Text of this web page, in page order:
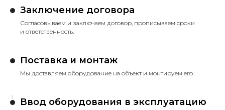
Заключение договора
Согласовываем и заключаем договор, прописываем сроки
и ответственность.
Поставка и монтаж
Мы доставляем оборудование на объект и монтируем его.
Ввод оборудования в эксплуатацию